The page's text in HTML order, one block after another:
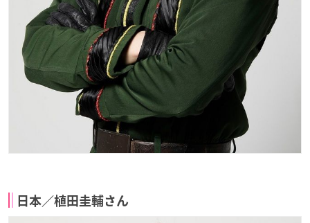
日本／植田圭輔さん